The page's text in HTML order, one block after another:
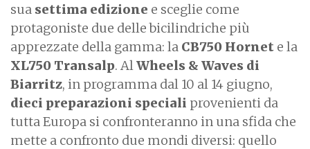
sua settima edizione e sceglie come
protagoniste due delle bicilindriche più
apprezzate della gamma: la CB750 Hornet e la
XL750 Transalp. AlWheels & Waves di
Biarritz, in programma dal 10 al 14 giugno,
dieci preparazioni speciali provenienti da
tutta Europa si confronteranno in una sfida che
mette a confronto due mondi diversi: quello